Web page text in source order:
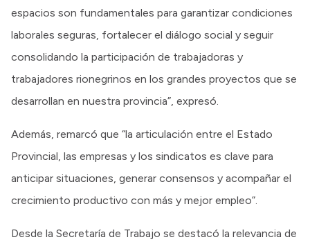
espacios son fundamentales para garantizar condiciones
laborales seguras, fortalecer el diálogo social y seguir
consolidando la participación de trabajadoras y
trabajadores rionegrinos en los grandes proyectos que se
desarrollan en nuestra provincia”, expresó.
Además, remarcó que “la articulación entre el Estado
Provincial, las empresas y los sindicatos es clave para
anticipar situaciones, generar consensos y acompañar el
crecimiento productivo con más y mejor empleo”.
Desde la Secretaría de Trabajo se destacó la relevancia de